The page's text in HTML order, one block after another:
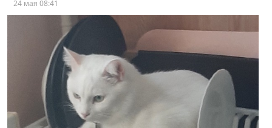
24 мая 08:41